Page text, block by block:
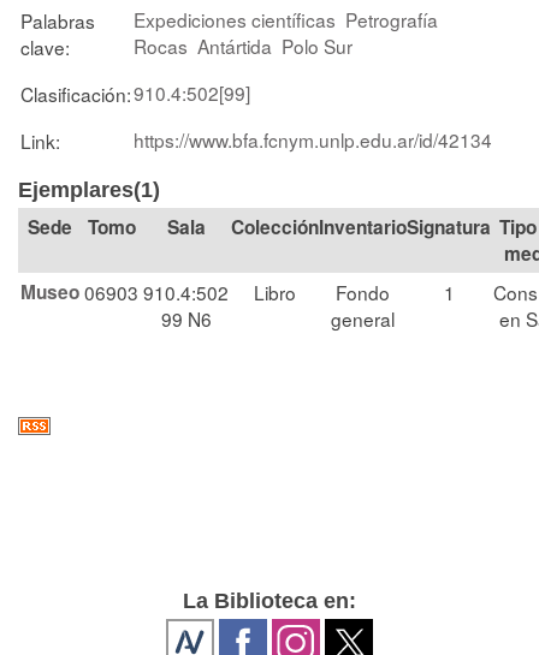
Palabras
clave:
Expediciones científicas Petrografía
Rocas Antártida Polo Sur
Clasificación:910.4:502[99]
Link:
https://www.bfa.fcnym.unlp.edu.ar/id/42134
Ejemplares(1)
Tomo Sala Colección Signatura
Museo06903 910.4:502
99 N6
Libro
Fondo
general
1
en
La Biblioteca en: